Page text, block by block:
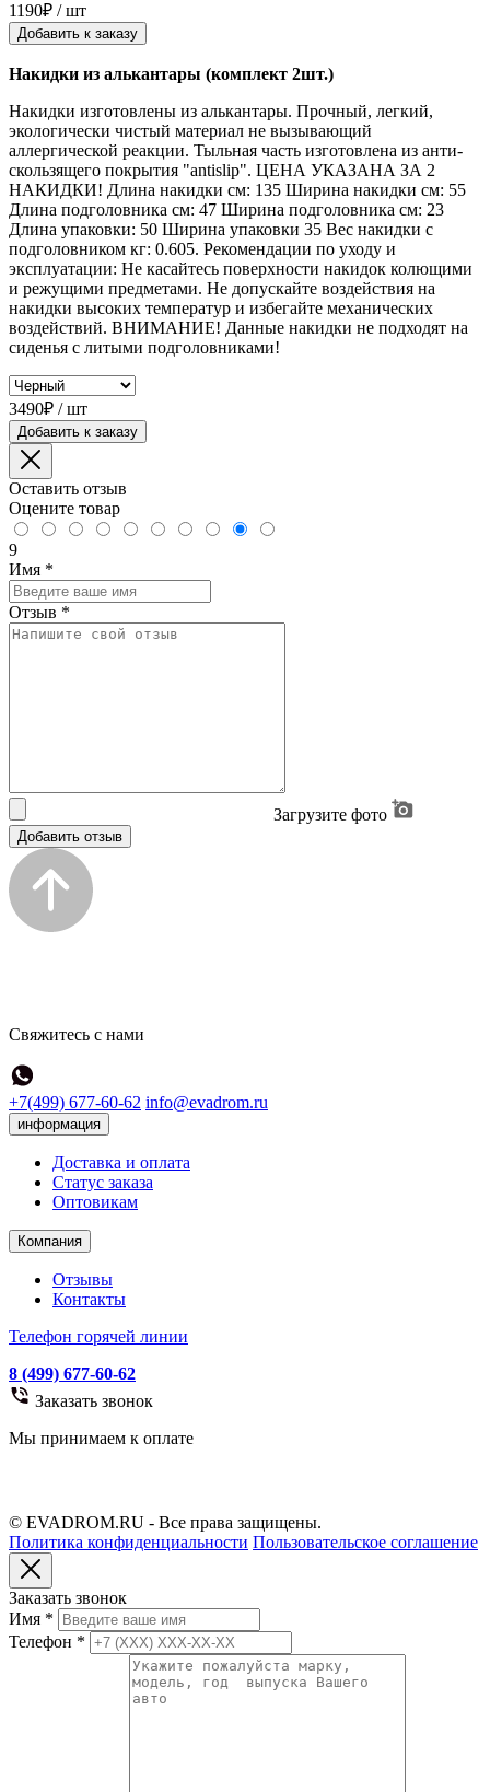
1190₽ / шт
Добавить к заказу
Накидки из алькантары (комплект 2шт.)
Накидки изготовлены из алькантары. Прочный, легкий,
экологически чистый материал не вызывающий
аллергической реакции. Тыльная часть изготовлена из анти-
скользящего покрытия "antislip". ЦЕНА УКАЗАНА ЗА 2
НАКИДКИ! Длина накидки см: 135 Ширина накидки см: 55
Длина подголовника см: 47 Ширина подголовника см: 23
Длина упаковки: 50 Ширина упаковки 35 Вес накидки с
подголовником кг: 0.605. Рекомендации по уходу и
эксплуатации: Не касайтесь поверхности накидок колющими
и режущими предметами. Не допускайте воздействия на
накидки высоких температур и избегайте механических
воздействий. ВНИМАНИЕ! Данные накидки не подходят на
сиденья с литыми подголовниками!
3490₽ / шт
Добавить к заказу
Оставить отзыв
Оцените товар
9
Имя *
Отзыв *
Загрузите фото
Добавить отзыв
Свяжитесь с нами
+7(499) 677-60-62 info@evadrom.ru
информация
Доставка и оплата
Статус заказа
Оптовикам
Компания
Отзывы
Контакты
Телефон горячей линии
8 (499) 677-60-62
Заказать звонок
Мы принимаем к оплате
© EVADROM.RU - Все права защищены.
Политика конфиденциальности Пользовательское соглашение
Заказать звонок
Имя *
Телефон *